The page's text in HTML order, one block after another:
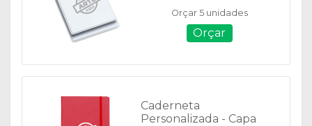
Orçar 5 unidades
Orçar
Caderneta
Personalizada - Capa